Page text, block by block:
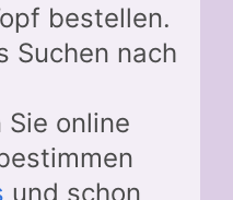
bestellen.
Suchen nach
Sie online
und schon